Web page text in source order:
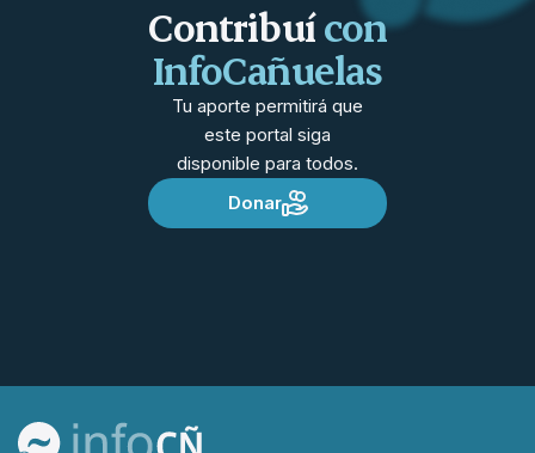
Contribuícon
InfoCañuelas
Tu aporte permitirá que
este portal siga
disponible para todos.
Donar